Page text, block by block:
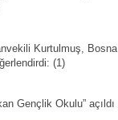
Kurtulmuş, Bosna
(1)
Gençlik Okulu” açıldı